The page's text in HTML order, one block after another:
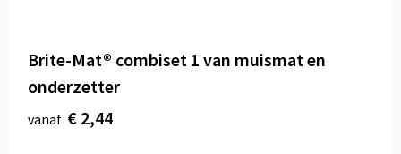
Brite-Mat® combiset 1 van muismat en
onderzetter
vanaf € 2,44